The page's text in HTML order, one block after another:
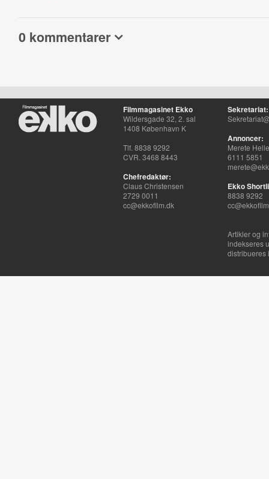
0 kommentarer
Filmmagasinet Ekko
Wildersgade 32, 2. sal
1408 København K
Tlf. 8838 9292
CVR. 3468 8443
Chefredaktør:
Claus Christensen
2729 0011
cc@ekkofilm.dk
Sekretariat:
Annoncer:
Merete
6111 5851
Ekko
8838 9292
Artikler og
indekseres
distribueres